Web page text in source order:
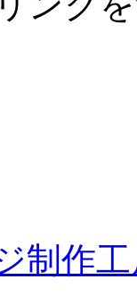
制作